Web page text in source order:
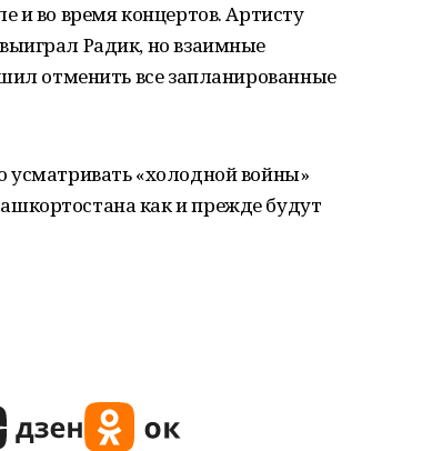
и во время концертов. Артисту
Радик, но взаимные
отменить все запланированные
«холодной войны»
как и прежде будут